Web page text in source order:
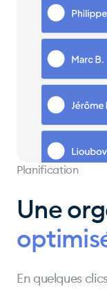
Planification
Une
En quelques